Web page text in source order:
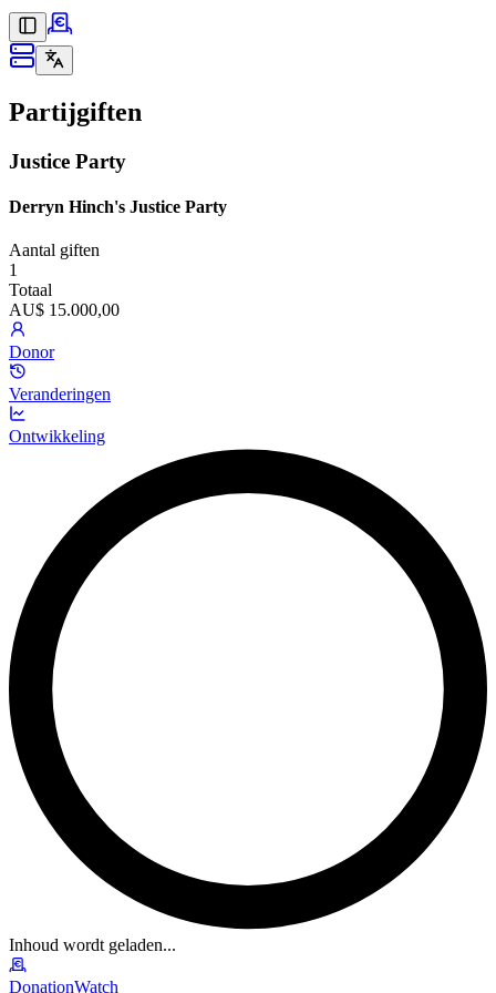
Partijgiften
Justice Party
Derryn Hinch's Justice Party
Aantal giften
1
Totaal
AU$ 15.000,00
Donor
Veranderingen
Ontwikkeling
Inhoud wordt geladen...
DonationWatch